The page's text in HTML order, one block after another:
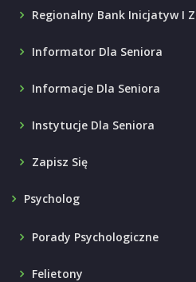
Regionalny Bank Inicjatyw I
Informator Dla Seniora
Informacje Dla Seniora
Instytucje Dla Seniora
Zapisz Się
Psycholog
Porady Psychologiczne
Felietony